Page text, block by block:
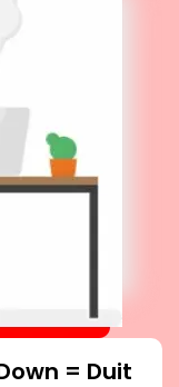
= Duit